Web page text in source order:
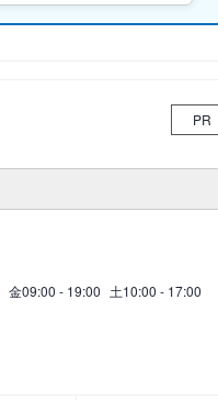
PR
金09:00 - 19:00 土10:00 - 17:00